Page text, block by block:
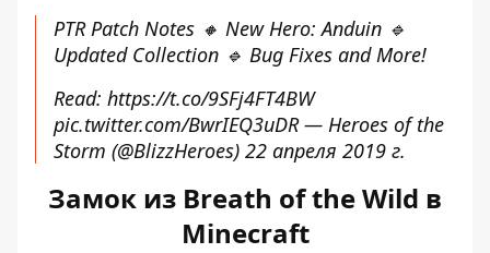
PTR Patch Notes 🔸 New Hero: Anduin 🔹
Updated Collection 🔹 Bug Fixes and More!
Read: https://t.co/9SFj4FT4BW
pic.twitter.com/BwrIEQ3uDR— Heroes of the
Storm (@BlizzHeroes) 22 апреля 2019 г.
Замок из Breath of the Wild в
Minecraft